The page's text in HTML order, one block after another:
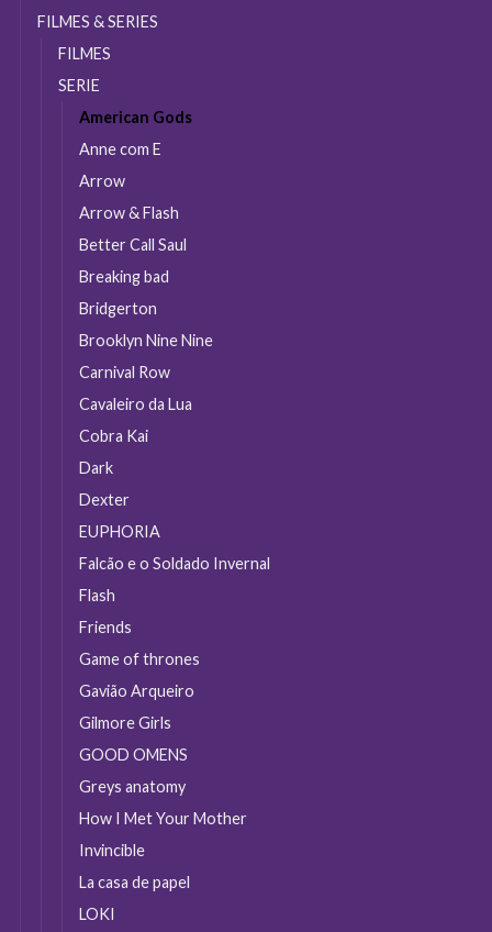
FILMES & SERIES
FILMES
SERIE
American Gods
Anne com E
Arrow
Arrow & Flash
Better Call Saul
Breaking bad
Bridgerton
Brooklyn Nine Nine
Carnival Row
Cavaleiro da Lua
Cobra Kai
Dark
Dexter
EUPHORIA
Falcão e o Soldado Invernal
Flash
Friends
Game of thrones
Gavião Arqueiro
Gilmore Girls
GOOD OMENS
Greys anatomy
How I Met Your Mother
Invincible
La casa de papel
LOKI